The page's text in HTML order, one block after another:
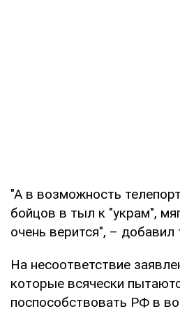
"А в возможность
бойцов в тыл к "украм",
очень верится", – добавил
На несоответствие
которые всячески
поспособствовать РФ в